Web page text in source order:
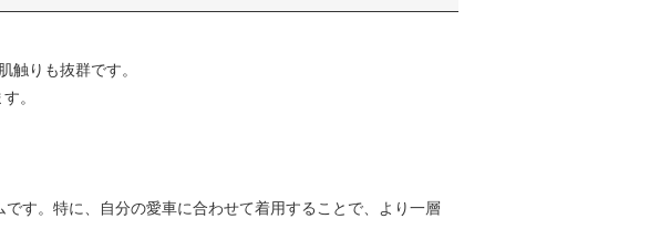
触りも抜群です。
。
す。特に、自分の愛車に合わせて着用することで、より一層